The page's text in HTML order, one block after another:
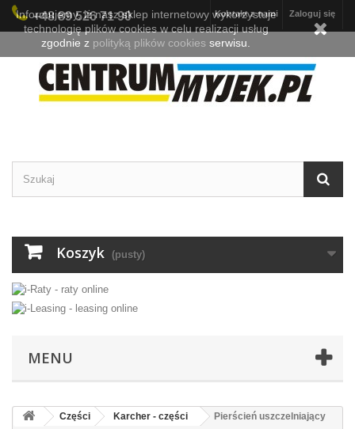
Zaloguj się
Kontakt z nami
+48 89 526 71 90
Koszyk (pusty)
MENU
Części Karcher - części
Pierścień uszczelniający
Informujemy, iż nasz sklep internetowy wykorzystuje
technologię plików cookies w celu realizacji usług
zgodnie z polityką plików cookies serwisu.